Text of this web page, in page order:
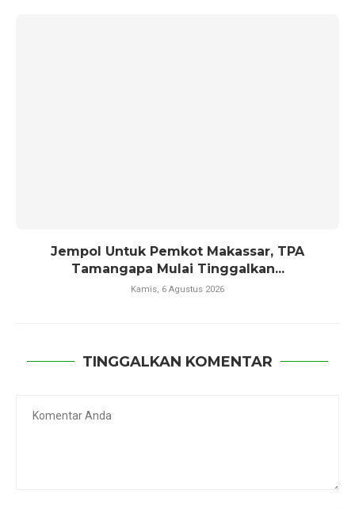
Jempol Untuk Pemkot Makassar, TPA
Tamangapa Mulai Tinggalkan...
Kamis, 6 Agustus 2026
TINGGALKAN KOMENTAR